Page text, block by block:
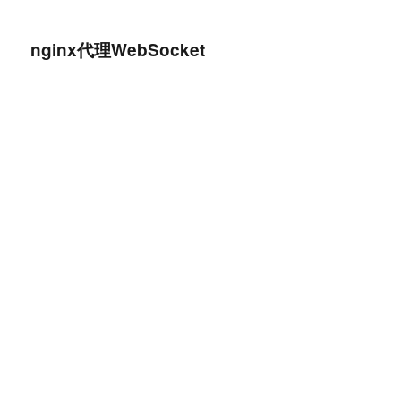
幸福日记
nginx代理WebSocket